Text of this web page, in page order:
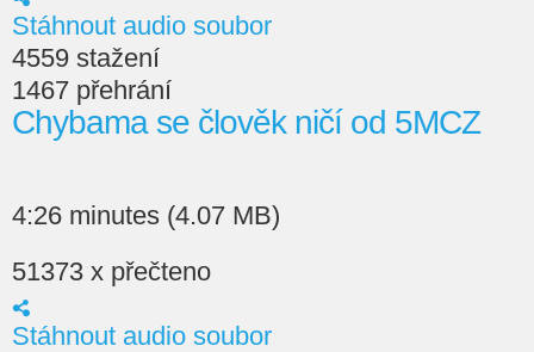
Stáhnout audio soubor
4559 stažení
1467 přehrání
Chybama se člověk ničí od 5MCZ
4:26 minutes (4.07 MB)
51373 x přečteno
Stáhnout audio soubor